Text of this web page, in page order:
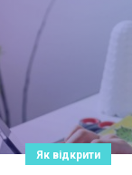
Як відкрити